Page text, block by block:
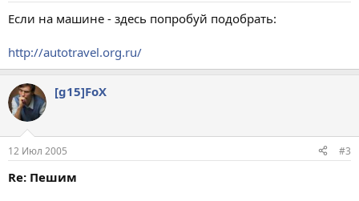
Если на машине - здесь попробуй подобрать:
http://autotravel.org.ru/
[g15]FoX
12 Июл 2005 #3
Re: Пешим